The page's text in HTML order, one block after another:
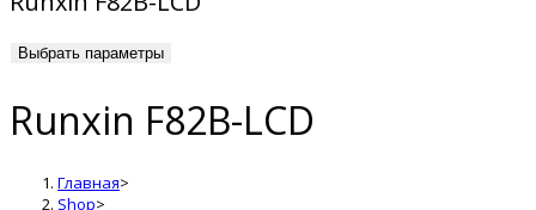
Выбрать параметры
Runxin F82B-LCD
Главная>
Shop>